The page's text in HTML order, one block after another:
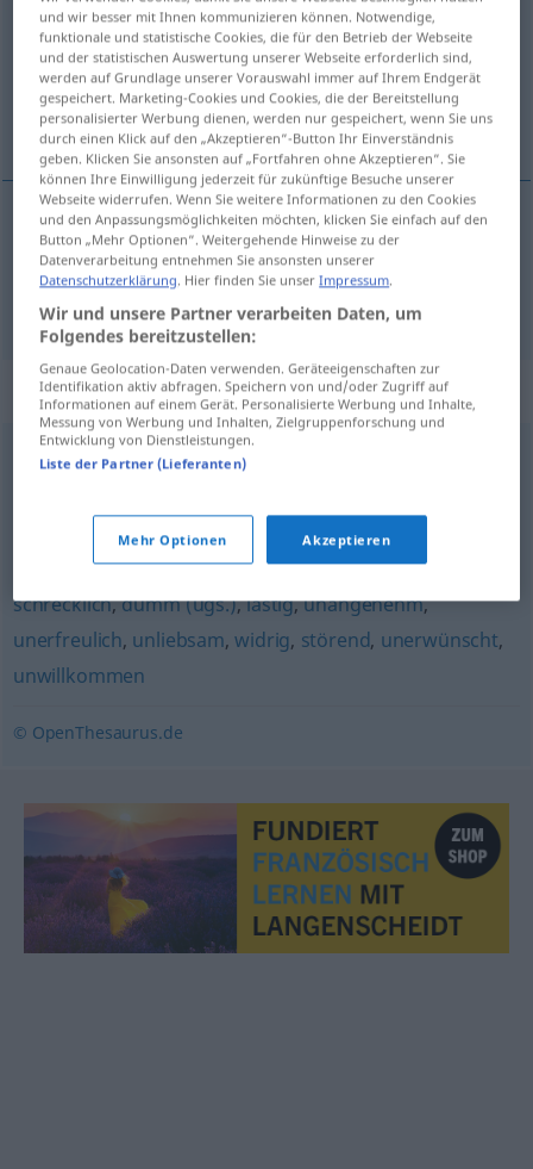
Übersicht aller Übersetzungen
(Für mehr Details die Übersetzung anklicken/antippen)
fâcheux, maudit
fâcheux leidig
maudit leidig (≈ verwünscht)
Synonyme für "leidig"
ärgerlich,unliebsam,nervig
,schlimm,ungut,unschön,ärgerlich,
schrecklich,dumm (ugs.),lästig,unangenehm,
unerfreulich, unliebsam,widrig, störend, unerwünscht,
unwillkommen
© OpenThesaurus.de
und wir besser mit Ihnen kommunizieren können. Notwendige,
funktionale und statistische Cookies, die für den Betrieb der Webseite
und der statistischen Auswertung unserer Webseite erforderlich sind,
werden auf Grundlage unserer Vorauswahl immer auf Ihrem Endgerät
gespeichert. Marketing-Cookies und Cookies, die der Bereitstellung
personalisierter Werbung dienen, werden nur gespeichert, wenn Sie uns
durch einen Klick auf den „Akzeptieren“-Button Ihr Einverständnis
geben. Klicken Sie ansonsten auf „Fortfahren ohne Akzeptieren“. Sie
können Ihre Einwilligung jederzeit für zukünftige Besuche unserer
Webseite widerrufen. Wenn Sie weitere Informationen zu den Cookies
und den Anpassungsmöglichkeiten möchten, klicken Sie einfach auf den
Button „Mehr Optionen“. Weitergehende Hinweise zu der
Datenverarbeitung entnehmen Sie ansonsten unserer
Datenschutzerklärung. Hier finden Sie unserImpressum.
Wir und unsere Partner verarbeiten Daten, um
Folgendes bereitzustellen:
Genaue Geolocation-Daten verwenden. Geräteeigenschaften zur
Identifikation aktiv abfragen. Speichern von und/oder Zugriff auf
Informationen auf einem Gerät. Personalisierte Werbung und Inhalte,
Messung von Werbung und Inhalten, Zielgruppenforschung und
Entwicklung von Dienstleistungen.
Liste der Partner (Lieferanten)
Mehr Optionen Akzeptieren